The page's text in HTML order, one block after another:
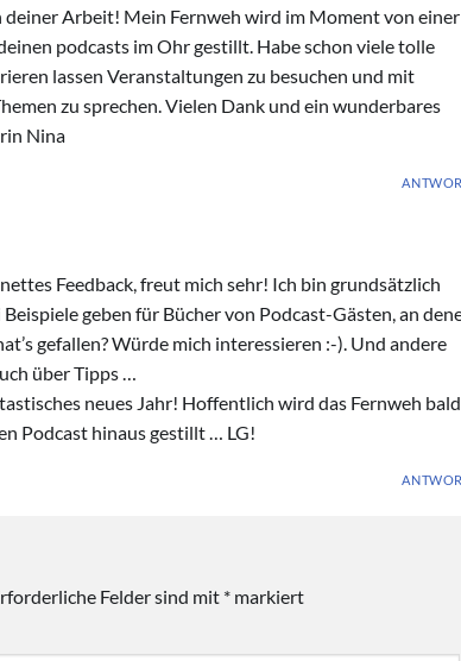
deiner Arbeit! Mein Fernweh wird im Moment von einer
podcasts im Ohr gestillt. Habe schon viele tolle
lassen Veranstaltungen zu besuchen und mit
zu sprechen. Vielen Dank und ein wunderbares
Nina
Feedback, freut mich sehr! Ich bin grundsätzlich
geben für Bücher von Podcast-Gästen, an
gefallen? Würde mich interessieren :-). Und andere
über Tipps …
neues Jahr! Hoffentlich wird das Fernweh bald
Podcast hinaus gestillt … LG!
Felder sind mit * markiert